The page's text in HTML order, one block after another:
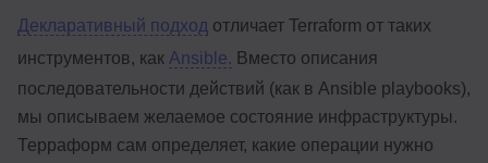
Декларативный подход отличает Terraform от таких
инструментов, как Ansible. Вместо описания
последовательности действий (как в Ansible playbooks),
мы описываем желаемое состояние инфраструктуры.
Терраформ сам определяет, какие операции нужно